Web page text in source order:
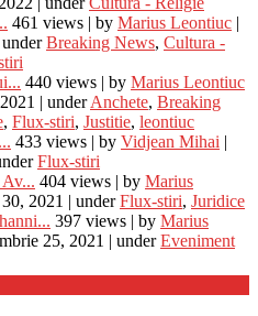
461 views | by Marius Leontiuc |
underBreaking News, Cultura -
440 views | by Marius Leontiuc
| underAnchete, Breaking
, Flux-stiri, Justitie, leontiuc
433 views | by Vidjean Mihai |
Flux-stiri
404 views | by Marius
2021 | underFlux-stiri, Juridice
397 views | by Marius
25, 2021 | underEveniment